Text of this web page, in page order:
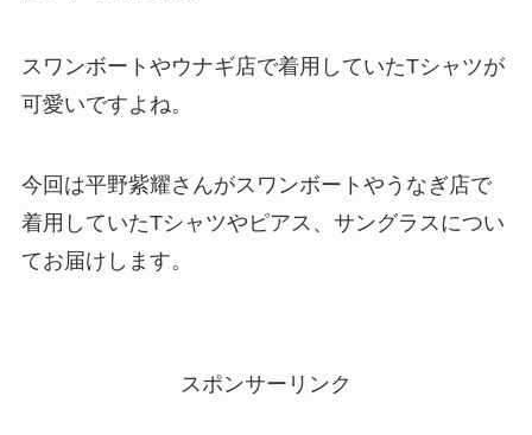
スワンボートやウナギ店で着用していたTシャツが
可愛いですよね。
今回は平野紫耀さんがスワンボートやうなぎ店で
着用していたTシャツやピアス、サングラスについ
てお届けします。
スポンサーリンク